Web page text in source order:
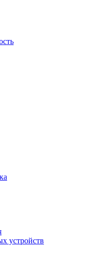
устройств